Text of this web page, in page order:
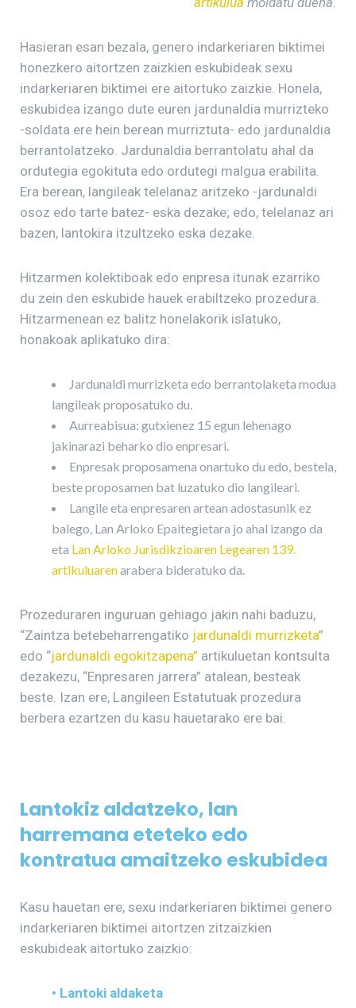
Hasieran esan bezala, genero indarkeriaren biktimei
honezkero aitortzen zaizkien eskubideak sexu
indarkeriaren biktimei ere aitortuko zaizkie. Honela,
eskubidea izango dute euren jardunaldia murrizteko
-soldata ere hein berean murriztuta- edo jardunaldia
berrantolatzeko. Jardunaldia berrantolatu ahal da
ordutegia egokituta edo ordutegi malgua erabilita.
Era berean, langileak telelanaz aritzeko -jardunaldi
osoz edo tarte batez- eska dezake; edo, telelanaz ari
bazen, lantokira itzultzeko eska dezake.
Hitzarmen kolektiboak edo enpresa itunak ezarriko
du zein den eskubide hauek erabiltzeko prozedura.
Hitzarmenean ez balitz honelakorik islatuko,
honakoak aplikatuko dira:
Jardunaldi murrizketa edo berrantolaketa modua
langileak proposatuko du.
Aurreabisua: gutxienez 15 egun lehenago
jakinarazi beharko dio enpresari.
Enpresak proposamena onartuko du edo, bestela,
beste proposamen bat luzatuko dio langileari.
Langile eta enpresaren artean adostasunik ez
balego, Lan Arloko Epaitegietara jo ahal izango da
eta Lan Arloko Jurisdikzioaren Legearen 139.
artikuluarenarabera bideratuko da.
Prozeduraren inguruan gehiago jakin nahi baduzu,
“Zaintza betebeharrengatiko jardunaldi murrizketa”
edo “jardunaldi egokitzapena” artikuluetan kontsulta
dezakezu, “Enpresaren jarrera” atalean, besteak
beste. Izan ere, Langileen Estatutuak prozedura
berbera ezartzen du kasu hauetarako ere bai.
Lantokiz aldatzeko, lan
harremana eteteko edo
kontratua amaitzeko eskubidea
Kasu hauetan ere, sexu indarkeriaren biktimei genero
indarkeriaren biktimei aitortzen zitzaizkien
eskubideak aitortuko zaizkio:
• Lantoki aldaketa